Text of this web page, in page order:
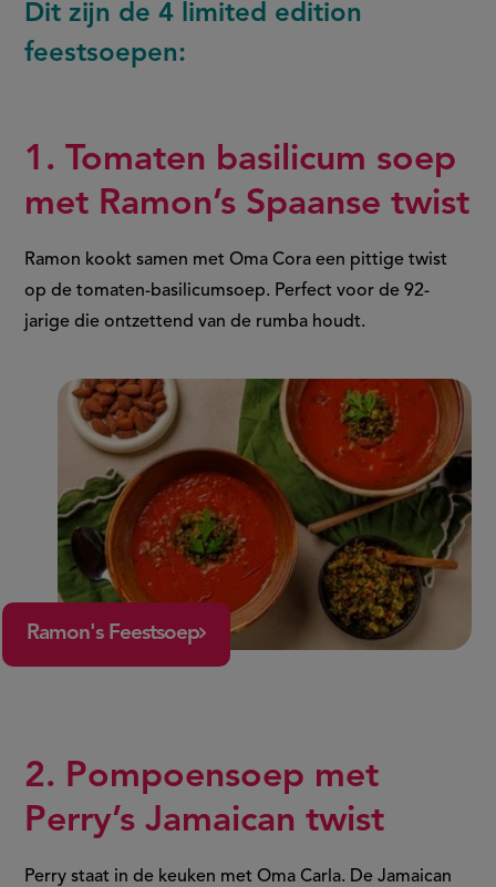
Dit zijn de 4 limited edition
feestsoepen:
1. Tomaten basilicum soep
met Ramon’s Spaanse twist
Ramon kookt samen met Oma Cora een pittige twist
op de tomaten-basilicumsoep. Perfect voor de 92-
jarige die ontzettend van de rumba houdt.
Ramon's Feestsoep
2. Pompoensoep met
Perry’s Jamaican twist
Perry staat in de keuken met Oma Carla. De Jamaican